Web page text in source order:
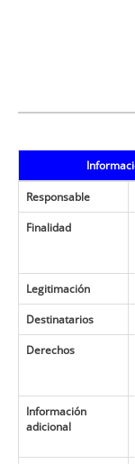
Responsable
Finalidad
Legitimación
Destinatarios
Derechos
Información
adicional